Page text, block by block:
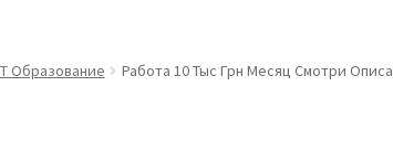
Образование Работа 10 Тыс Грн Месяц Смотри